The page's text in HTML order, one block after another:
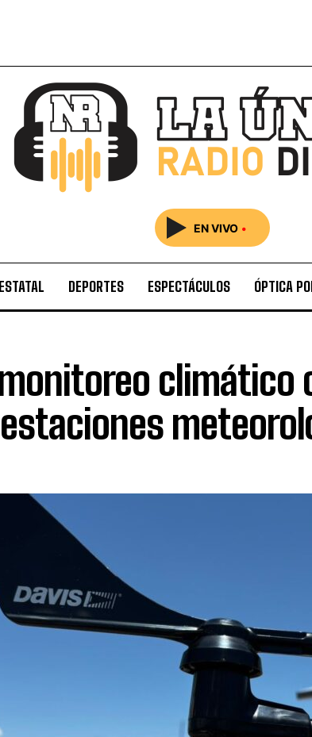
EN VIVO •
ESTATAL DEPORTES ESPECTÁCULOS ÓPTICA
monitoreo climático